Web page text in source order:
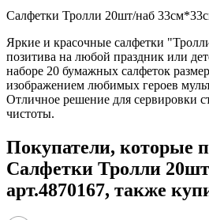
Салфетки Тролли 20шт/наб
Яркие и красочные салфетки
позитива на любой праздник или
наборе 20 бумажных салфеток
изображением любимых героев
Отличное решение для сервировки
чистоты.
Покупатели, которые
Салфетки Тролли
арт.4870167, также